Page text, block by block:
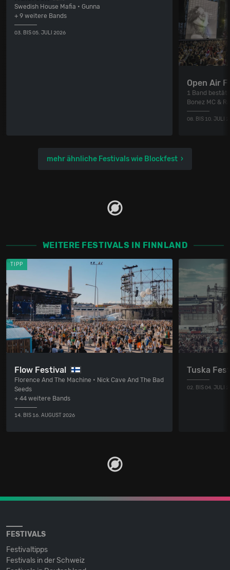
Swedish House Mafia • Gunna
+ 9 weitere Bands
03. BIS 05. JULI 2026
Open Air
1 Band
Bonez MC &
08. BIS 10. JULI
mehr ähnliche Festivals wie Blockfest
WEITERE FESTIVALS IN FINNLAND
TIPP
Flow Festival
Florence And The Machine • Nick Cave And The Bad
Seeds
+ 44 weitere Bands
14. BIS 16. AUGUST 2026
Tuska
02. BIS 04. JULI
FESTIVALS
Festivaltipps
Festivals in der Schweiz